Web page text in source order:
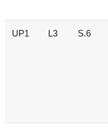
UP1 L3 S.6